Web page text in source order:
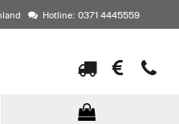
Hotline: 0371 4445559